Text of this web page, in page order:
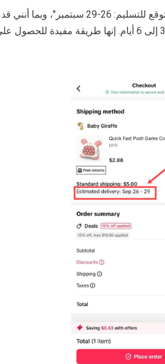
على سبيل المثال، تُظهر الصورة أدناه "التاريخ المتوقع
23 سبتمبر، فإن وقت التسليم سيكون تقريبًا من 3 إلى 6 أيام. إنها